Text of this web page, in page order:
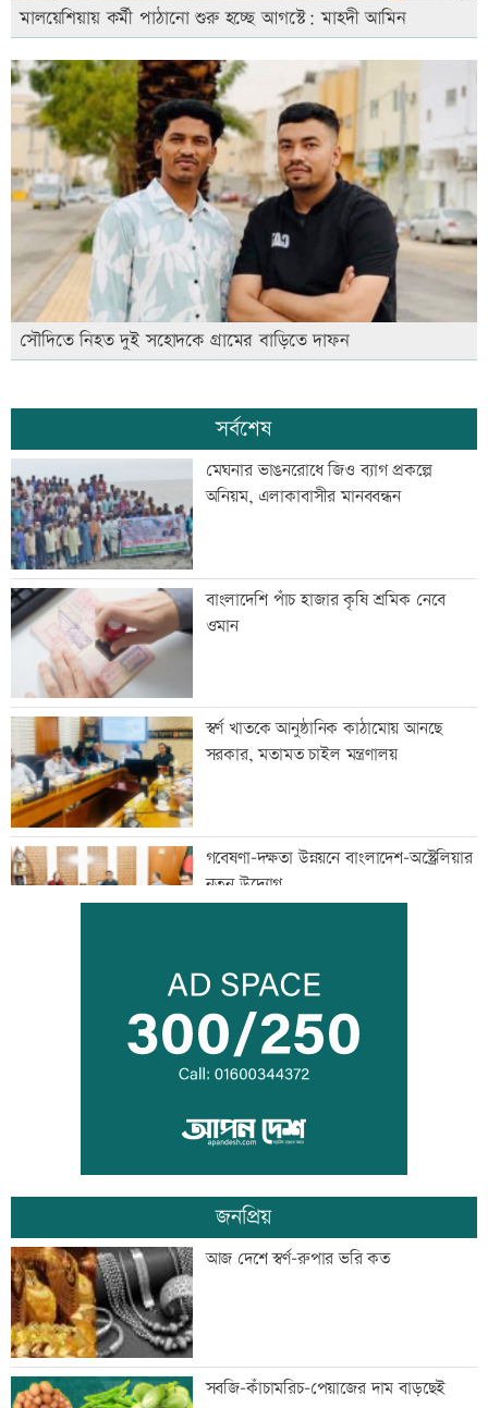
মালয়েশিয়ায় কর্মী পাঠানো শুরু হচ্ছে আগস্টে: মাহদী আমিন
সৌদিতে নিহত দুই সহোদকে গ্রামের বাড়িতে দাফন
সর্বশেষ
মেঘনার ভাঙনরোধে জিও ব্যাগ প্রকল্পে
অনিয়ম, এলাকাবাসীর মানববন্ধন
বাংলাদেশি পাঁচ হাজার কৃষি শ্রমিক নেবে
ওমান
স্বর্ণ খাতকে আনুষ্ঠানিক কাঠামোয় আনছে
সরকার, মতামত চাইল মন্ত্রণালয়
গবেষণা-দক্ষতা উন্নয়নে বাংলাদেশ-অস্ট্রেলিয়ার
নতুন উদ্যোগ
বিমানবন্দরে বাড়ছে নিরাপত্তা, বসছে অ্যান্টি-
ড্রোন সিস্টেম
প্রশিক্ষণার্থীদের সনদ দিলো কালীগঞ্জ
পৌরসভা
শেখ হাসিনার কক্ষে ঝুলছে শহীদদের
রক্তামাখা জামা
শিশু হত্যায় দুই কিশোরের কারাদন্ড, পাবজি-
ফ্রি ফায়ার সরাতে বিটিআরসিকে নির্দেশ
জনপ্রিয়
আজ দেশে স্বর্ণ-রুপার ভরি কত
সবজি-কাঁচামরিচ-পেয়াজের দাম বাড়ছেই